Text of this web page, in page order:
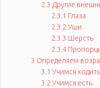
2.3 Другие
2.3.1 Глаза
2.3.2Уши
2.3.3 Шерсть
2.3.4
3 Определяем
3.1 Учимся ходить
3.2Учимся есть